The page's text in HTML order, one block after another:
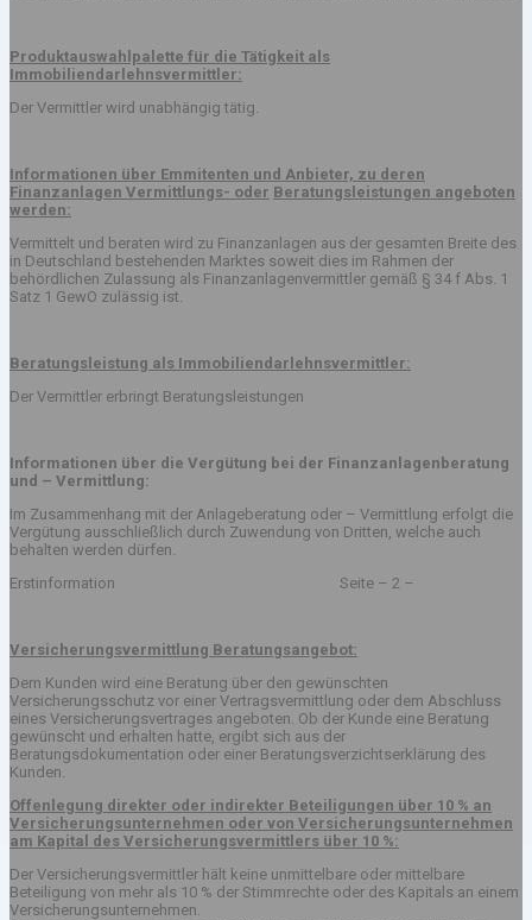
Produktauswahlpalette für die Tätigkeit als
Immobiliendarlehnsvermittler:
Der Vermittler wird unabhängig tätig.
Informationen über Emmitenten und Anbieter, zu deren
Finanzanlagen Vermittlungs- oder Beratungsleistungen angeboten
werden:
Vermittelt und beraten wird zu Finanzanlagen aus der gesamten Breite des
in Deutschland bestehenden Marktes soweit dies im Rahmen der
behördlichen Zulassung als Finanzanlagenvermittler gemäß § 34 f Abs. 1
Satz 1 GewO zulässig ist.
Beratungsleistung als Immobiliendarlehnsvermittler:
Der Vermittler erbringt Beratungsleistungen
Informationen über die Vergütung bei der Finanzanlagenberatung
und – Vermittlung:
Im Zusammenhang mit der Anlageberatung oder – Vermittlung erfolgt die
Vergütung ausschließlich durch Zuwendung von Dritten, welche auch
behalten werden dürfen.
Erstinformation Seite – 2 –
Versicherungsvermittlung Beratungsangebot:
Dem Kunden wird eine Beratung über den gewünschten
Versicherungsschutz vor einer Vertragsvermittlung oder dem Abschluss
eines Versicherungsvertrages angeboten. Ob der Kunde eine Beratung
gewünscht und erhalten hatte, ergibt sich aus der
Beratungsdokumentation oder einer Beratungsverzichtserklärung des
Kunden.
Offenlegung direkter oder indirekter Beteiligungen über 10 % an
Versicherungsunternehmen oder von Versicherungsunternehmen
am Kapital des Versicherungsvermittlers über 10 %:
Der Versicherungsvermittler hält keine unmittelbare oder mittelbare
Beteiligung von mehr als 10 % der Stimmrechte oder des Kapitals an einem
Versicherungsunternehmen.